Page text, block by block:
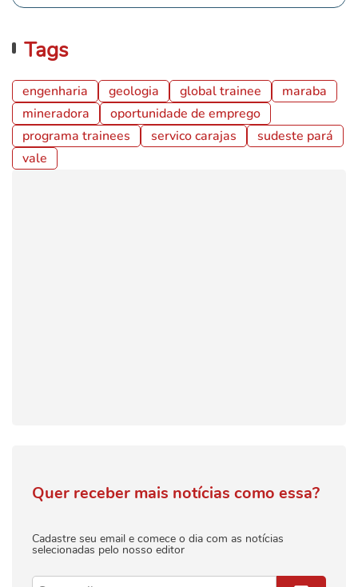
Tags
engenharia geologia global trainee
maraba
mineradora
oportunidade de emprego
programa trainees
servico carajas
sudeste pará
vale
Quer receber mais notícias como essa?
Cadastre seu email e comece o dia com as notícias
selecionadas pelo nosso editor